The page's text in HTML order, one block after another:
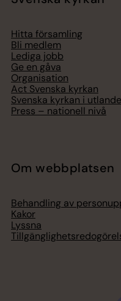
Hitta församling
Bli medlem
Lediga jobb
Ge en gåva
Organisation
Act Svenska kyrkan
Svenska kyrkan i
Press – nationell nivå
Om webbplatsen
Behandling av
Kakor
Lyssna